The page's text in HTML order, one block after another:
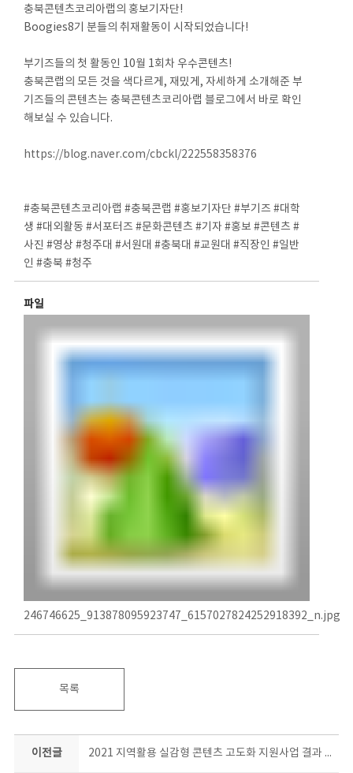
충북콘텐츠코리아랩의 홍보기자단!
Boogies8기 분들의 취재활동이 시작되었습니다!
부기즈들의 첫 활동인 10월 1회차 우수콘텐츠!
충북콘랩의 모든 것을 색다르게, 재밌게, 자세하게 소개해준 부
기즈들의 콘텐츠는 충북콘텐츠코리아랩 블로그에서 바로 확인
해보실 수 있습니다.
https://blog.naver.com/cbckl/222558358376
#충북콘텐츠코리아랩 #충북콘랩 #홍보기자단 #부기즈 #대학
생 #대외활동 #서포터즈 #문화콘텐츠 #기자 #홍보 #콘텐츠 #
사진 #영상 #청주대 #서원대 #충북대 #교원대 #직장인 #일반
인 #충북 #청주
파일
246746625_913878095923747_6157027824252918392_n.jpg
목록
이전글 2021 지역활용 실감형 콘텐츠 고도화 지원사업 결과 평가